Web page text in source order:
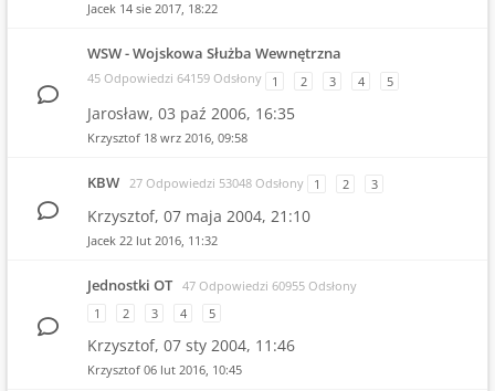
Jacek 14 sie 2017, 18:22
WSW - Wojskowa Służba Wewnętrzna
45 Odpowiedzi 64159 Odsłony 1 2 3 4 5
Jarosław, 03 paź 2006, 16:35
Krzysztof 18 wrz 2016, 09:58
KBW 27 Odpowiedzi 53048 Odsłony 1 2 3
Krzysztof, 07 maja 2004, 21:10
Jacek 22 lut 2016, 11:32
Jednostki OT 47 Odpowiedzi 60955 Odsłony
1
2 3 4 5
Krzysztof, 07 sty 2004, 11:46
Krzysztof 06 lut 2016, 10:45